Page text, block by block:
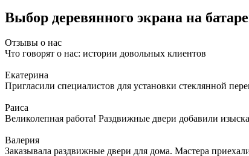
Выбор деревянного экрана на
Отзывы о нас
Что говорят о нас: истории довольных клиентов
Екатерина
Пригласили специалистов для установки стеклянной
Раиса
Великолепная работа! Раздвижные двери добавили
Валерия
Заказывала раздвижные двери для дома. Мастера